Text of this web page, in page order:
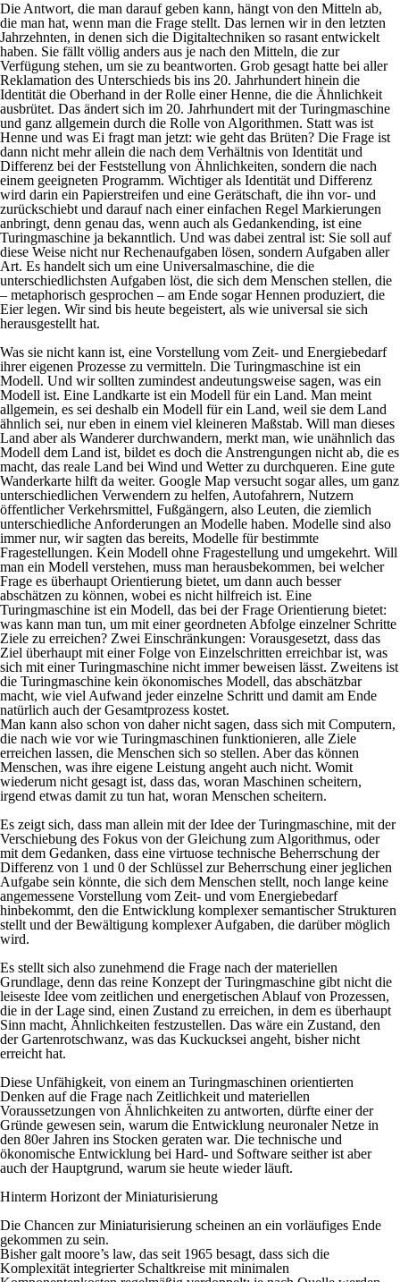
Die Antwort, die man darauf geben kann, hängt von den Mitteln ab,
die man hat, wenn man die Frage stellt. Das lernen wir in den letzten
Jahrzehnten, in denen sich die Digitaltechniken so rasant entwickelt
haben. Sie fällt völlig anders aus je nach den Mitteln, die zur
Verfügung stehen, um sie zu beantworten. Grob gesagt hatte bei aller
Reklamation des Unterschieds bis ins 20. Jahrhundert hinein die
Identität die Oberhand in der Rolle einer Henne, die die Ähnlichkeit
ausbrütet. Das ändert sich im 20. Jahrhundert mit der Turingmaschine
und ganz allgemein durch die Rolle von Algorithmen. Statt was ist
Henne und was Ei fragt man jetzt: wie geht das Brüten? Die Frage ist
dann nicht mehr allein die nach dem Verhältnis von Identität und
Differenz bei der Feststellung von Ähnlichkeiten, sondern die nach
einem geeigneten Programm. Wichtiger als Identität und Differenz
wird darin ein Papierstreifen und eine Gerätschaft, die ihn vor- und
zurückschiebt und darauf nach einer einfachen Regel Markierungen
anbringt, denn genau das, wenn auch als Gedankending, ist eine
Turingmaschine ja bekanntlich. Und was dabei zentral ist: Sie soll auf
diese Weise nicht nur Rechenaufgaben lösen, sondern Aufgaben aller
Art. Es handelt sich um eine Universalmaschine, die die
unterschiedlichsten Aufgaben löst, die sich dem Menschen stellen, die
– metaphorisch gesprochen – am Ende sogar Hennen produziert, die
Eier legen. Wir sind bis heute begeistert, als wie universal sie sich
herausgestellt hat.
Was sie nicht kann ist, eine Vorstellung vom Zeit- und Energiebedarf
ihrer eigenen Prozesse zu vermitteln. Die Turingmaschine ist ein
Modell. Und wir sollten zumindest andeutungsweise sagen, was ein
Modell ist. Eine Landkarte ist ein Modell für ein Land. Man meint
allgemein, es sei deshalb ein Modell für ein Land, weil sie dem Land
ähnlich sei, nur eben in einem viel kleineren Maßstab. Will man dieses
Land aber als Wanderer durchwandern, merkt man, wie unähnlich das
Modell dem Land ist, bildet es doch die Anstrengungen nicht ab, die es
macht, das reale Land bei Wind und Wetter zu durchqueren. Eine gute
Wanderkarte hilft da weiter. Google Map versucht sogar alles, um ganz
unterschiedlichen Verwendern zu helfen, Autofahrern, Nutzern
öffentlicher Verkehrsmittel, Fußgängern, also Leuten, die ziemlich
unterschiedliche Anforderungen an Modelle haben. Modelle sind also
immer nur, wir sagten das bereits, Modelle für bestimmte
Fragestellungen. Kein Modell ohne Fragestellung und umgekehrt. Will
man ein Modell verstehen, muss man herausbekommen, bei welcher
Frage es überhaupt Orientierung bietet, um dann auch besser
abschätzen zu können, wobei es nicht hilfreich ist. Eine
Turingmaschine ist ein Modell, das bei der Frage Orientierung bietet:
was kann man tun, um mit einer geordneten Abfolge einzelner Schritte
Ziele zu erreichen? Zwei Einschränkungen: Vorausgesetzt, dass das
Ziel überhaupt mit einer Folge von Einzelschritten erreichbar ist, was
sich mit einer Turingmaschine nicht immer beweisen lässt. Zweitens ist
die Turingmaschine kein ökonomisches Modell, das abschätzbar
macht, wie viel Aufwand jeder einzelne Schritt und damit am Ende
natürlich auch der Gesamtprozess kostet.
Man kann also schon von daher nicht sagen, dass sich mit Computern,
die nach wie vor wie Turingmaschinen funktionieren, alle Ziele
erreichen lassen, die Menschen sich so stellen. Aber das können
Menschen, was ihre eigene Leistung angeht auch nicht. Womit
wiederum nicht gesagt ist, dass das, woran Maschinen scheitern,
irgend etwas damit zu tun hat, woran Menschen scheitern.
Es zeigt sich, dass man allein mit der Idee der Turingmaschine, mit der
Verschiebung des Fokus von der Gleichung zum Algorithmus, oder
mit dem Gedanken, dass eine virtuose technische Beherrschung der
Differenz von 1 und 0 der Schlüssel zur Beherrschung einer jeglichen
Aufgabe sein könnte, die sich dem Menschen stellt, noch lange keine
angemessene Vorstellung vom Zeit- und vom Energiebedarf
hinbekommt, den die Entwicklung komplexer semantischer Strukturen
stellt und der Bewältigung komplexer Aufgaben, die darüber möglich
wird.
Es stellt sich also zunehmend die Frage nach der materiellen
Grundlage, denn das reine Konzept der Turingmaschine gibt nicht die
leiseste Idee vom zeitlichen und energetischen Ablauf von Prozessen,
die in der Lage sind, einen Zustand zu erreichen, in dem es überhaupt
Sinn macht, Ähnlichkeiten festzustellen. Das wäre ein Zustand, den
der Gartenrotschwanz, was das Kuckucksei angeht, bisher nicht
erreicht hat.
Diese Unfähigkeit, von einem an Turingmaschinen orientierten
Denken auf die Frage nach Zeitlichkeit und materiellen
Voraussetzungen von Ähnlichkeiten zu antworten, dürfte einer der
Gründe gewesen sein, warum die Entwicklung neuronaler Netze in
den 80er Jahren ins Stocken geraten war. Die technische und
ökonomische Entwicklung bei Hard- und Software seither ist aber
auch der Hauptgrund, warum sie heute wieder läuft.
Hinterm Horizont der Miniaturisierung
Die Chancen zur Miniaturisierung scheinen an ein vorläufiges Ende
gekommen zu sein.
Bisher galt moore’s law, das seit 1965 besagt, dass sich die
Komplexität integrierter Schaltkreise mit minimalen